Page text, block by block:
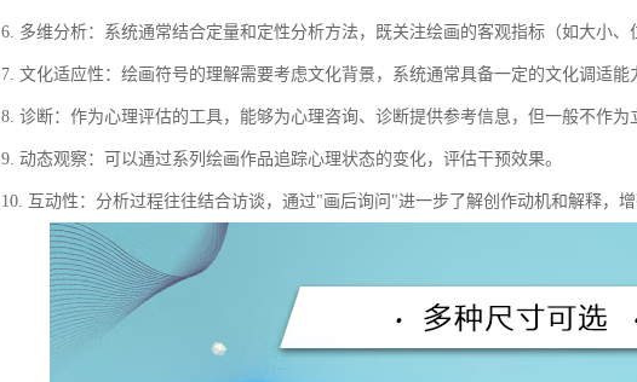
6. 多维分析：系统通常结合定量和定性分析方法，既关注绘画的客观指标（如大小、
7. 文化适应性：绘画符号的理解需要考虑文化背景，系统通常具备一定的文化调适能
8. 诊断：作为心理评估的工具，能够为心理咨询、诊断提供参考信息，但一般不作为
9. 动态观察：可以通过系列绘画作品追踪心理状态的变化，评估干预效果。
10. 互动性：分析过程往往结合访谈，通过"画后询问"进一步了解创作动机和解释，增